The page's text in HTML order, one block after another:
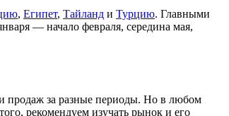
, Египет, Тайланд и Турцию. Главными
— начало февраля, середина мая,
продаж за разные периоды. Но в любом
рекомендуем изучать рынок и его